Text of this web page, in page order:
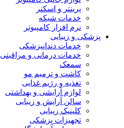
پرینتر و اسکنر
خدمات شبکه
نرم افزار کامپیوتر
پزشکی و زیبایی
خدمات دندانپزشکی
خدمات درمانی و مراقبتی
سمعک
کاشت و ترمیم مو
تغذیه و رژیم غذایی
لوازم آرایشی و بهداشتی
سالن آرایش و زیبایی
کلینیک زیبایی
تجهیزات پزشکی